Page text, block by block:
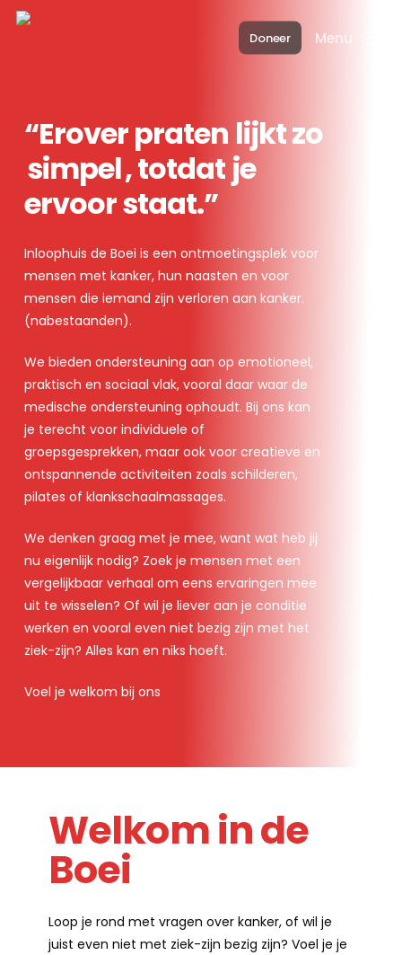
Skip
Doneer Menu
“Erover praten lijkt zo
simpel, totdat je
ervoor staat.”
Inloophuis de Boei is een ontmoetingsplek voor
mensen met kanker, hun naasten en voor
mensen die iemand zijn verloren aan kanker.
(nabestaanden).
We bieden ondersteuning aan op emotioneel,
praktisch en sociaal vlak, vooral daar waar de
medische ondersteuning ophoudt. Bij ons kan
je terecht voor individuele of
groepsgesprekken, maar ook voor creatieve en
ontspannende activiteiten zoals schilderen,
pilates of klankschaalmassages.
We denken graag met je mee, want wat heb jij
nu eigenlijk nodig? Zoek je mensen met een
vergelijkbaar verhaal om eens ervaringen mee
uit te wisselen? Of wil je liever aan je conditie
werken en vooral even niet bezig zijn met het
ziek-zijn? Alles kan en niks hoeft.
Voel je welkom bij ons
Welkom in de
Boei
Loop je rond met vragen over kanker, of wil je
juist even niet met ziek-zijn bezig zijn? Voel je je